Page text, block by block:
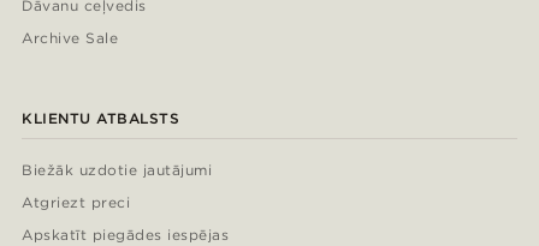
Dāvanu ceļvedis
Archive Sale
KLIENTU ATBALSTS
Biežāk uzdotie jautājumi
Atgriezt preci
Apskatīt piegādes iespējas